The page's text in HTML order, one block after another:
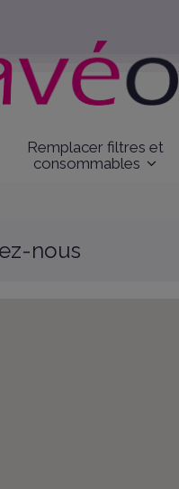
Remplacer filtres et
consommables
nous